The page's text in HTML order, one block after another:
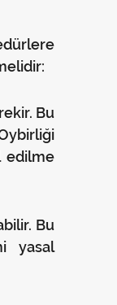
Bu
edilme
Bu
yasal